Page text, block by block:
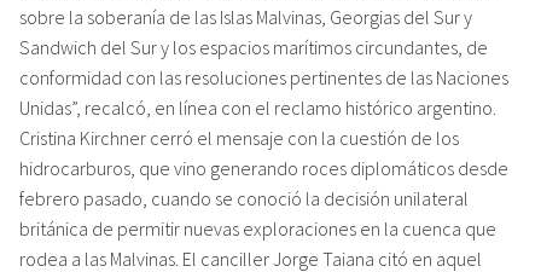
sobre la soberanía de las Islas Malvinas, Georgias del Sur y
Sandwich del Sur y los espacios marítimos circundantes, de
conformidad con las resoluciones pertinentes de las Naciones
Unidas”, recalcó, en línea con el reclamo histórico argentino.
Cristina Kirchner cerró el mensaje con la cuestión de los
hidrocarburos, que vino generando roces diplomáticos desde
febrero pasado, cuando se conoció la decisión unilateral
británica de permitir nuevas exploraciones en la cuenca que
rodea a las Malvinas. El canciller Jorge Taiana citó en aquel